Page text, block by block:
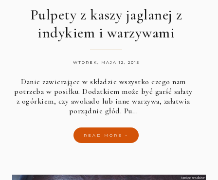
Pulpety z kaszy jaglanej z
indykiem i warzywami
WTOREK, MAJA 12, 2015
Danie zawierające w składzie wszystko czego nam
potrzeba w posiłku. Dodatkiem może być garść sałaty
z ogórkiem, czy awokado lub inne warzywa, załatwia
porządnie głód. Pu…
READ MORE »